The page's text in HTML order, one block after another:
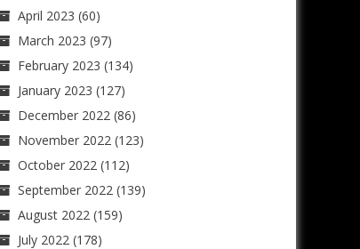
April 2023 (60)
March 2023 (97)
February 2023 (134)
January 2023 (127)
December 2022(86)
November 2022(123)
October 2022(112)
September 2022(139)
August 2022(159)
July 2022(178)